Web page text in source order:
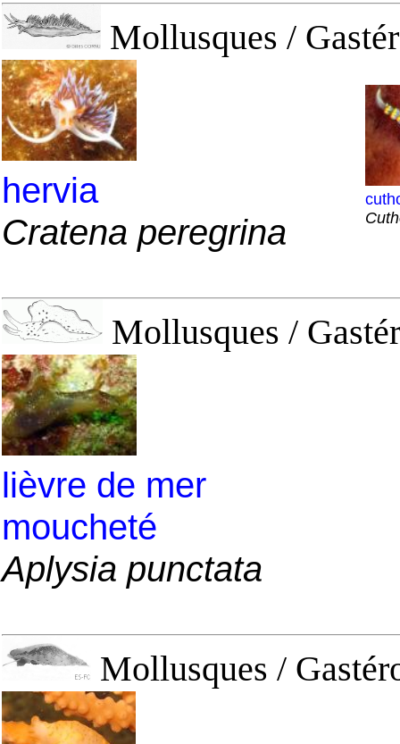
Mollusques /
hervia
Cratena peregrina
Mollusques /
lièvre de mer
moucheté
Aplysia punctata
Mollusques /